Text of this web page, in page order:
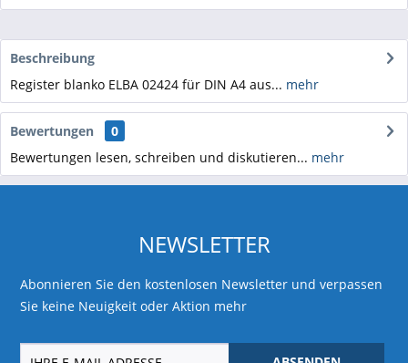
Beschreibung
Register blanko ELBA 02424 für DIN A4 aus... mehr
Bewertungen
0
Bewertungen lesen, schreiben und diskutieren... mehr
NEWSLETTER
Abonnieren Sie den kostenlosen Newsletter und verpassen
Sie keine Neuigkeit oder Aktion mehr